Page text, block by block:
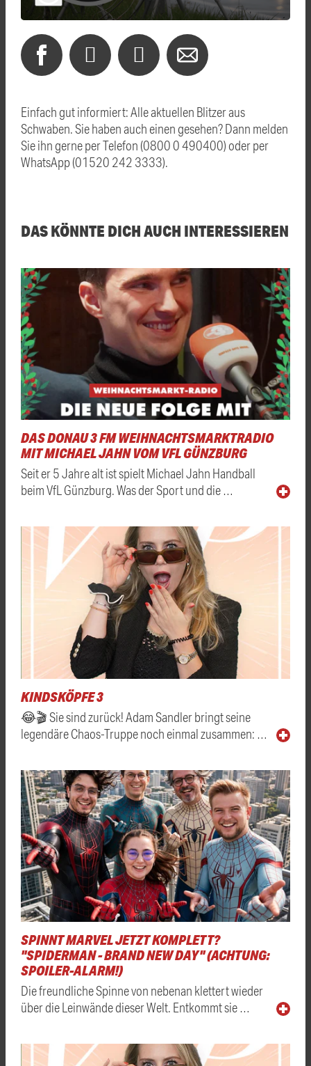
Einfach gut informiert: Alle aktuellen Blitzer aus
Schwaben. Sie haben auch einen gesehen? Dann melden
Sie ihn gerne per Telefon (0800 0 490400) oder per
WhatsApp (01520 242 3333).
DAS KÖNNTE DICH AUCH INTERESSIEREN
DAS DONAU 3 FM WEIHNACHTSMARKTRADIO
MIT MICHAEL JAHN VOM VFL GÜNZBURG
Seit er 5 Jahre alt ist spielt Michael Jahn Handball
beim VfL Günzburg. Was der Sport und die …
KINDSKÖPFE 3
😂🎬 Sie sind zurück! Adam Sandler bringt seine
legendäre Chaos-Truppe noch einmal zusammen: …
SPINNT MARVEL JETZT KOMPLETT?
"SPIDERMAN - BRAND NEW DAY" (ACHTUNG:
SPOILER-ALARM!)
Die freundliche Spinne von nebenan klettert wieder
über die Leinwände dieser Welt. Entkommt sie …